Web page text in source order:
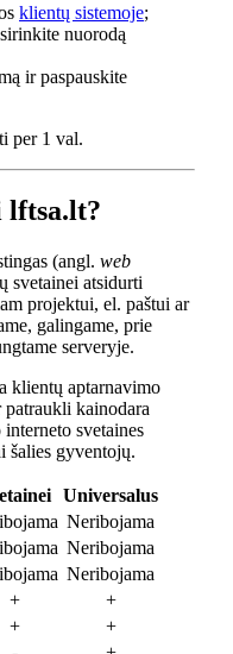
klientų sistemoje;
nuorodą
ir paspauskite
per 1 val.
lftsa.lt?
(angl. web
svetainei atsidurti
projektui, el. paštui ar
galingame, prie
serveryje.
klientų aptarnavimo
kainodara
svetaines
šalies gyventojų.
Universalus
Neribojama
Neribojama
Neribojama
+
+
+
+